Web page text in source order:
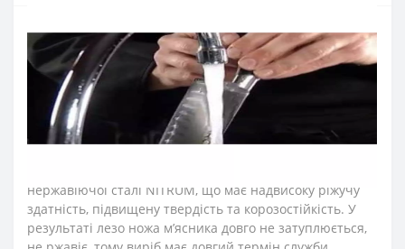
Ніждля зняття шкури 300 ммсерії «2900» Аркос з
рукояткою чорного кольорувикористовують для
підрізання шкури, видалення прожилок та хрящів.
Серію професійних ножів Аркос «2900» розробили для
інтенсивного використання на кухнях ресторанів та
харчових виробництв.
нержавіючої сталі NITRUM, що має надвисоку ріжучу
здатність, підвищену твердість та корозостійкість. У
результаті лезо ножа м’ясника довго не затуплюється,